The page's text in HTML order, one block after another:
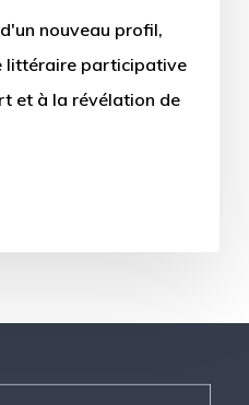
nouveau profil,
littéraire participative
et à la révélation de